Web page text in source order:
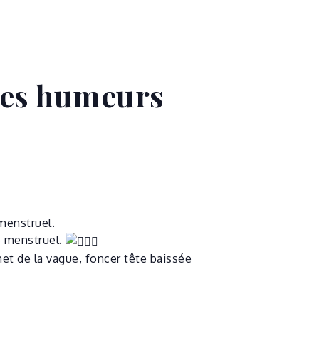
humeurs
de la vague, foncer tête baissée